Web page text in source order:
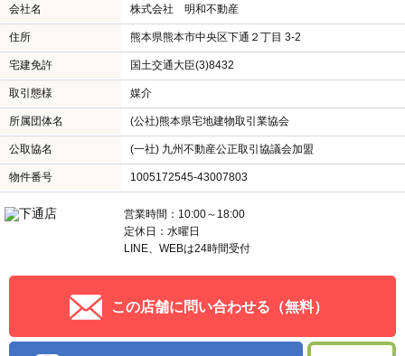
会社名 株式会社 明和不動産
住所 熊本県熊本市中央区下通２丁目 3-2
宅建免許 国土交通大臣(3)8432
取引態様 媒介
所属団体名 (公社)熊本県宅地建物取引業協会
公取協名 (一社) 九州不動産公正取引協議会加盟
物件番号 1005172545-43007803
営業時間：10:00～18:00
定休日：水曜日
LINE、WEBは24時間受付
この店舗に問い合わせる（無料）